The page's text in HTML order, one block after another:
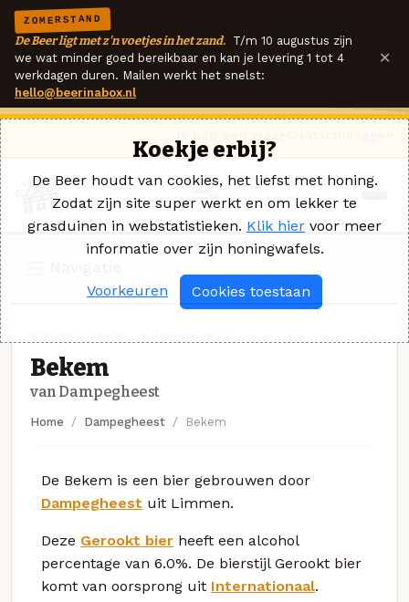
ZOMERSTAND
De Beer ligt met z'n voetjes in het zand. T/m 10 augustus zijn
we wat minder goed bereikbaar en kan je levering 1 tot 4
werkdagen duren. Mailen werkt het snelst:
hello@beerinabox.nl
×
Bekem
van Dampegheest
Home Dampegheest Bekem
De Bekem is een bier gebrouwen door
Dampegheest uit Limmen.
Deze Gerookt bier heeft een alcohol
percentage van 6.0%. De bierstijl Gerookt bier
komt van oorsprong uit Internationaal.
Koekje erbij?
De Beer houdt van cookies, het liefst met honing.
Zodat zijn site super werkt en om lekker te
grasduinen in webstatistieken. Klik hier voor meer
informatie over zijn honingwafels.
Voorkeuren Cookies toestaan